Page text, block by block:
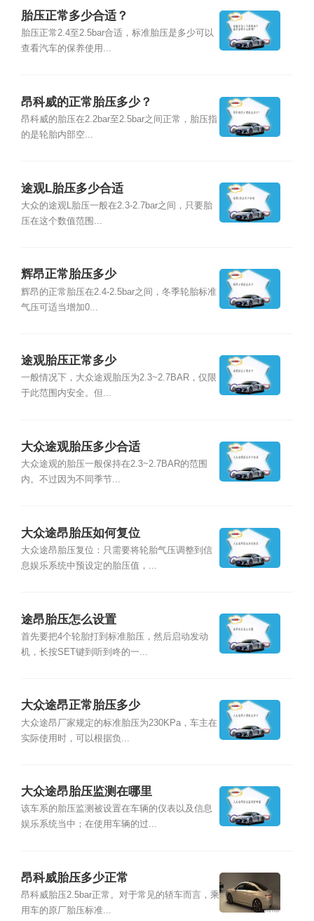
胎压正常多少合适？
胎压正常2.4至2.5bar合适，标准胎压是多少可以
查看汽车的保养使用...
昂科威的正常胎压多少？
昂科威的胎压在2.2bar至2.5bar之间正常，胎压指
的是轮胎内部空...
途观L胎压多少合适
大众的途观L胎压一般在2.3-2.7bar之间，只要胎
压在这个数值范围...
辉昂正常胎压多少
辉昂的正常胎压在2.4-2.5bar之间，冬季轮胎标准
气压可适当增加0...
途观胎压正常多少
一般情况下，大众途观胎压为2.3~2.7BAR，仅限
于此范围内安全。但...
大众途观胎压多少合适
大众途观的胎压一般保持在2.3~2.7BAR的范围
内。不过因为不同季节...
大众途昂胎压如何复位
大众途昂胎压复位：只需要将轮胎气压调整到信
息娱乐系统中预设定的胎压值，...
途昂胎压怎么设置
首先要把4个轮胎打到标准胎压，然后启动发动
机，长按SET键到听到咚的一...
大众途昂正常胎压多少
大众途昂厂家规定的标准胎压为230KPa，车主在
实际使用时，可以根据负...
大众途昂胎压监测在哪里
该车系的胎压监测被设置在车辆的仪表以及信息
娱乐系统当中；在使用车辆的过...
昂科威胎压多少正常
昂科威胎压2.5bar正常。对于常见的轿车而言，乘
用车的原厂胎压标准...